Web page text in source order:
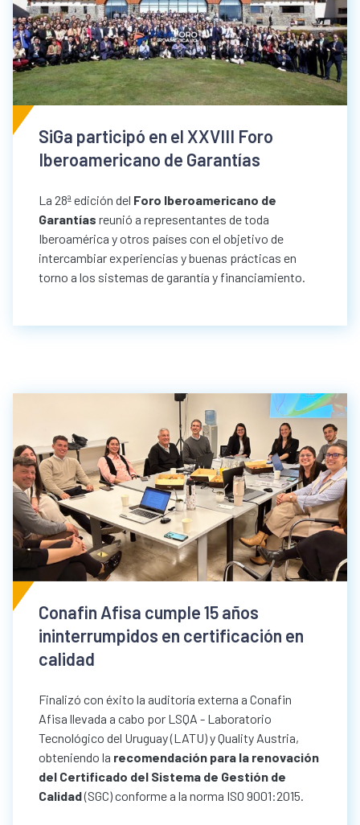
SiGa participó en el XXVIII Foro
Iberoamericano de Garantías
La 28ª edición del Foro Iberoamericano de
Garantías reunió a representantes de toda
Iberoamérica y otros países con el objetivo de
intercambiar experiencias y buenas prácticas en
torno a los sistemas de garantía y financiamiento.
Conafin Afisa cumple 15 años
ininterrumpidos en certificación en
calidad
Finalizó con éxito la auditoría externa a Conafin
Afisa llevada a cabo por LSQA - Laboratorio
Tecnológico del Uruguay (LATU) y Quality Austria,
obteniendo la recomendación para la renovación
del Certificado del Sistema de Gestión de
Calidad(SGC) conforme a la norma ISO 9001:2015.